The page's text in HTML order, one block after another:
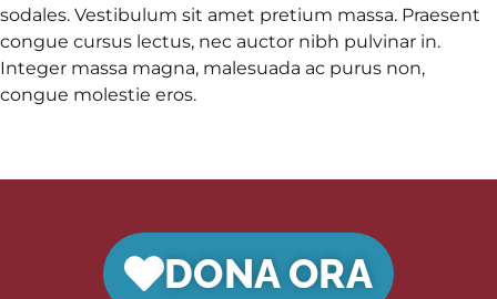
sodales. Vestibulum sit amet pretium massa. Praesent
congue cursus lectus, nec auctor nibh pulvinar in.
Integer massa magna, malesuada ac purus non,
congue molestie eros.
DONA ORA